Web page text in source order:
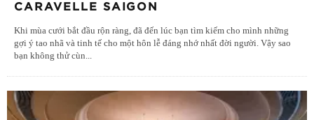
CARAVELLE SAIGON
Khi mùa cưới bắt đầu rộn ràng, đã đến lúc bạn tìm kiếm cho mình những
gợi ý tao nhã và tinh tế cho một hôn lễ đáng nhớ nhất đời người. Vậy sao
bạn không thử cùn